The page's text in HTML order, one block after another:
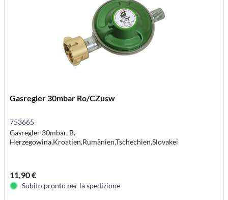
Gasregler 30mbar Ro/CZusw
753665
Gasregler 30mbar, B.-
Herzegowina,Kroatien,Rumänien,Tschechien,Slovakei
11,90 €
Subito pronto per la spedizione